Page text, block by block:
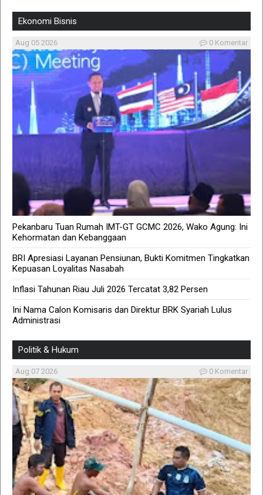
Ekonomi Bisnis
Pekanbaru Tuan Rumah IMT-GT GCMC 2026, Wako Agung: Ini
Kehormatan dan Kebanggaan
Aug 05 2026 0 Komentar
BRI Apresiasi Layanan Pensiunan, Bukti Komitmen Tingkatkan
Kepuasan Loyalitas Nasabah
Inflasi Tahunan Riau Juli 2026 Tercatat 3,82 Persen
Ini Nama Calon Komisaris dan Direktur BRK Syariah Lulus
Administrasi
Politik & Hukum
Aug 07 2026 0 Komentar